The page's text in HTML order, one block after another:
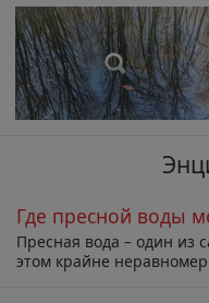
Где пресной воды
Пресная вода – один из
этом крайне